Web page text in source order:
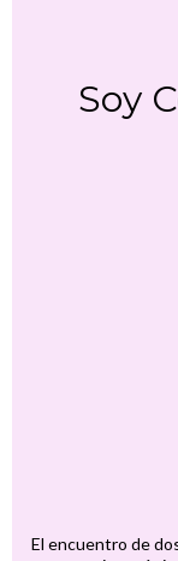
Soy
El encuentro de